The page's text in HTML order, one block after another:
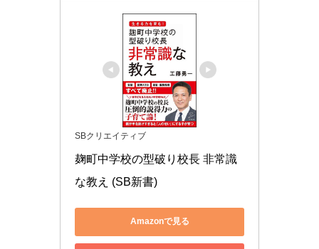
SBクリエイティブ
麹町中学校の型破り校長 非常識
な教え (SB新書)
Amazonで見る